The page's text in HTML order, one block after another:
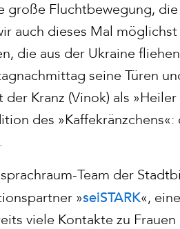
Fluchtbewegung,
auch dieses Mal
die aus der Ukraine
seine Türen
Kranz (Vinok) als »Heiler
des
Team der
»seiSTARK«,
viele Kontakte zu